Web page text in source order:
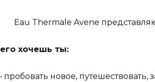
Eau Thermale Avene
хочешь ты:
новое, путешествовать,